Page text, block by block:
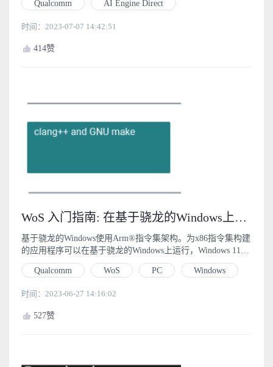
Qualcomm
AI Engine Direct
时间：2023-07-07 14:42:51
414赞
WoS 入门指南: 在基于骁龙的Windows上构建应用程序 (1)
基于骁龙的Windows使用Arm®指令集架构。为x86指令集构建
的应用程序可以在基于骁龙的Windows上运行，Windows 11直
接支持64位x86（x86-64）应用程序，Windows 10通过模拟32
位x86（x86-32）应用程序运行。
Qualcomm WoS PC Windows
时间：2023-06-27 14:16:02
527赞